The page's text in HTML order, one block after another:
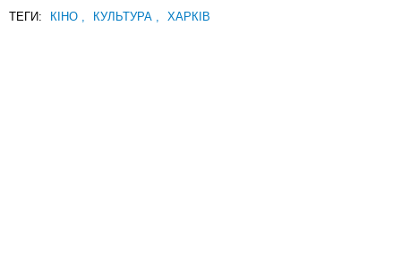
ТЕГИ: КІНО КУЛЬТУРА ХАРКІВ